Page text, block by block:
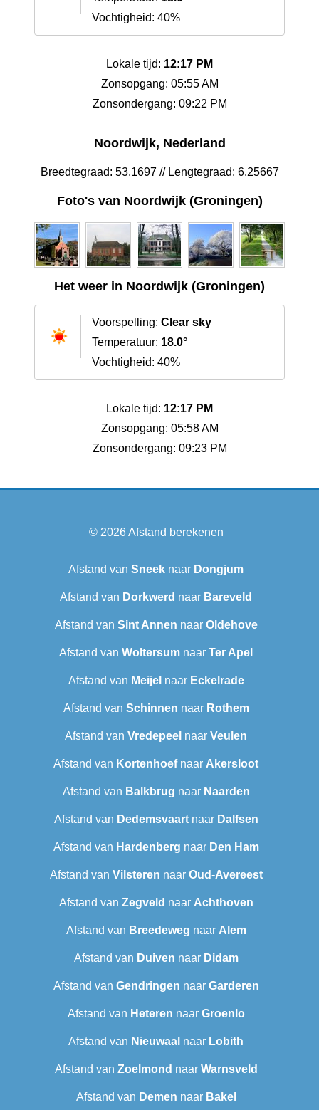
Vochtigheid: 40%
Lokale tijd: 12:17 PM
Zonsopgang: 05:55 AM
Zonsondergang: 09:22 PM
Noordwijk, Nederland
Breedtegraad: 53.1697 // Lengtegraad: 6.25667
Foto's van Noordwijk (Groningen)
Het weer in Noordwijk (Groningen)
Voorspelling: Clear sky
Temperatuur: 18.0°
Vochtigheid: 40%
Lokale tijd: 12:17 PM
Zonsopgang: 05:58 AM
Zonsondergang: 09:23 PM
© 2026Afstand berekenen
Afstand van Sneek‎ naar Dongjum
Afstand van Dorkwerd naar Bareveld
Afstand van Sint Annen naar Oldehove
Afstand van Woltersum naar Ter Apel
Afstand van Meijel naar Eckelrade
Afstand van Schinnen naar Rothem
Afstand van Vredepeel naar Veulen
Afstand van Kortenhoefnaar Akersloot
Afstand van Balkbrug naar Naarden
Afstand van Dedemsvaartnaar Dalfsen
Afstand van Hardenberg naar Den Ham
Afstand van Vilsteren naar Oud-Avereest
Afstand van Zegveld naar Achthoven
Afstand van Breedeweg naar Alem
Afstand van Duiven naar Didam
Afstand van Gendringen naar Garderen
Afstand van Heteren naar Groenlo
Afstand van Nieuwaal naar Lobith
Afstand van Zoelmond naar Warnsveld
Afstand van Demen naar Bakel